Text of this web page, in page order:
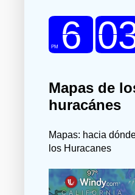
Mapas de
huracánes
Mapas: hacia
los Huracanes